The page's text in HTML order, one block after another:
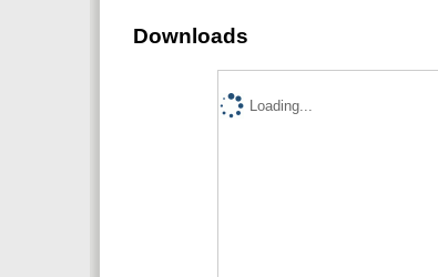
Downloads
Loading...